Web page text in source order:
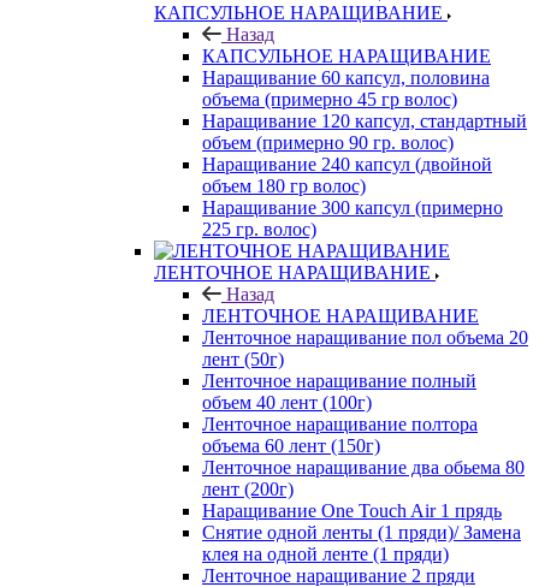
КАПСУЛЬНОЕ НАРАЩИВАНИЕ
Назад
КАПСУЛЬНОЕ НАРАЩИВАНИЕ
Наращивание 60 капсул, половина
объема (примерно 45 гр волос)
Наращивание 120 капсул, стандартный
объем (примерно 90 гр. волос)
Наращивание 240 капсул (двойной
объем 180 гр волос)
Наращивание 300 капсул (примерно
225 гр. волос)
ЛЕНТОЧНОЕ НАРАЩИВАНИЕ
Назад
ЛЕНТОЧНОЕ НАРАЩИВАНИЕ
Ленточное наращивание пол объема 20
лент (50г)
Ленточное наращивание полный
объем 40 лент (100г)
Ленточное наращивание полтора
объема 60 лент (150г)
Ленточное наращивание два обьема 80
лент (200г)
Наращивание One Touch Air 1 прядь
Снятие одной ленты (1 пряди)/ Замена
клея на одной ленте (1 пряди)
Ленточное наращивание 2 пряди